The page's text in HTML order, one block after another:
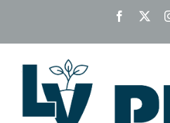
Facebook